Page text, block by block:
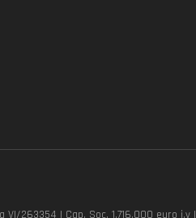
263354 | Cap. Soc. 1.716.000 euro i.v |